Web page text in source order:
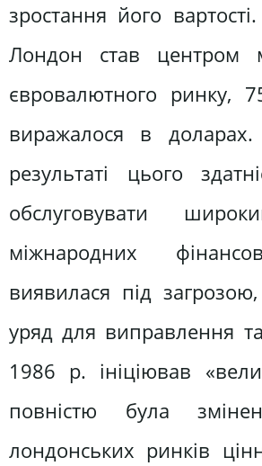
зростання його
Лондон став центром
євровалютного ринку,
виражалося в
результаті цього
обслуговувати
міжнародних
виявилася під
уряд для виправлення
1986 р. ініціював
повністю була
лондонських ринків